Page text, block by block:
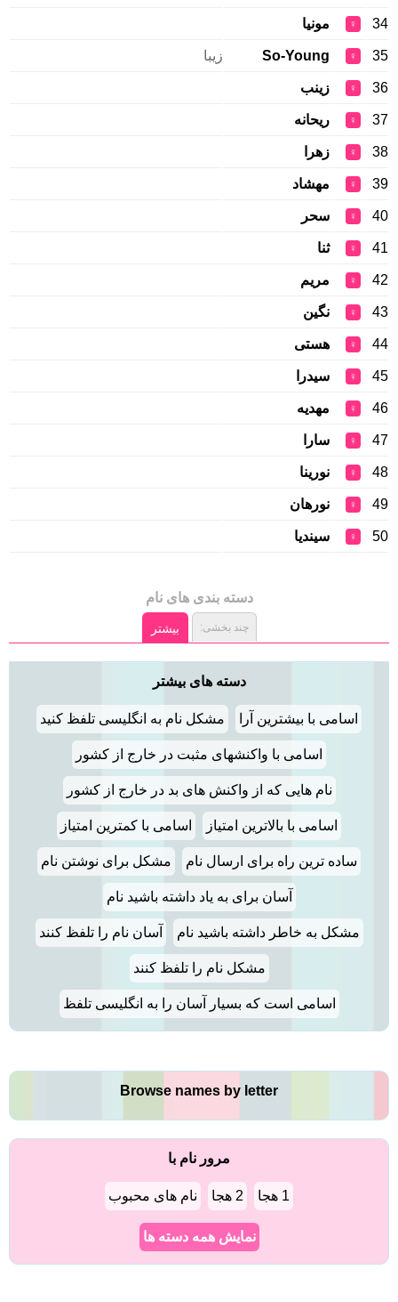
34
♀ مونيا
35
♀
So-Young زیبا
36
♀ زینب
37
♀ ریحانه
38
♀ زهرا
39
♀ مهشاد
40
♀ سحر
41
♀ ثنا
42
♀ مریم
43
♀ نگین
44
♀ هستی
45
♀ سيدرا
46
♀ مهدیه
47
♀ سارا
48
♀ نورينا
49
♀ نورهان
50
♀ سیندیا
دسته بندی های نام
چند بخشی: بیشتر
دسته های بیشتر
اسامی با بیشترین آرا مشکل نام به انگلیسی تلفظ کنید
اسامی با واکنشهای مثبت در خارج از کشور
نام هایی که از واکنش های بد در خارج از کشور
اسامی با بالاترین امتیاز اسامی با کمترین امتیاز
ساده ترین راه برای ارسال نام مشکل برای نوشتن نام
آسان برای به یاد داشته باشید نام
مشکل به خاطر داشته باشید نام آسان نام را تلفظ کنند
مشکل نام را تلفظ کنند
اسامی است که بسیار آسان را به انگلیسی تلفظ
Browse names by letter
مرور نام با
1 هجا 2 هجا نام های محبوب
نمایش همه دسته ها